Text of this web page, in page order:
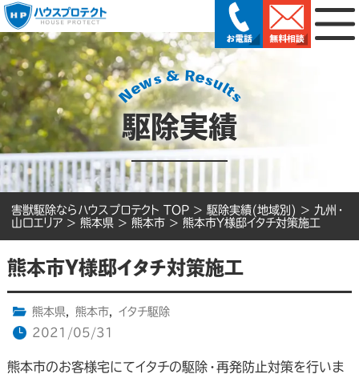
駆除実績
害獣駆除ならハウスプロテクト TOP > 駆除実績(地域別) > 九州・
山口エリア > 熊本県 > 熊本市 > 熊本市Y様邸イタチ対策施工
熊本市Y様邸イタチ対策施工
熊本県, 熊本市,
イタチ駆除
2021/05/31
熊本市のお客様宅にてイタチの駆除・再発防止対策を行いま